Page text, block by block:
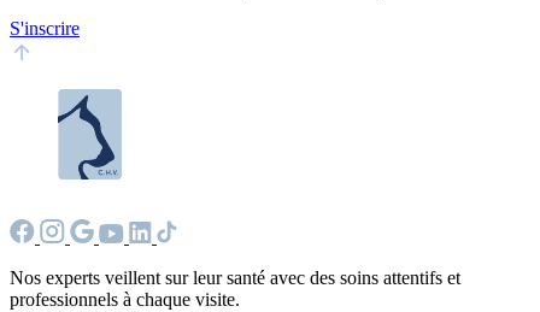
S'inscrire
Nos experts veillent sur leur santé avec des soins attentifs et
professionnels à chaque visite.